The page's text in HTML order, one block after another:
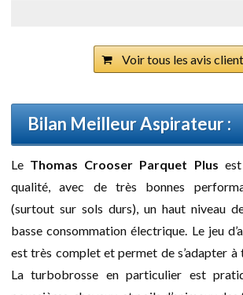
Voir tous les avis
Bilan Meilleur Aspirateur :
Le Thomas Crooser Parquet Plus
qualité, avec de très bonnes
(surtout sur sols durs), un haut niveau
basse consommation électrique. Le jeu
est très complet et permet de s’adapter à
La turbobrosse en particulier est